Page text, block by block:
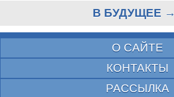
В БУДУЩЕЕ →
О САЙТЕ
КОНТАКТЫ
РАССЫЛКА